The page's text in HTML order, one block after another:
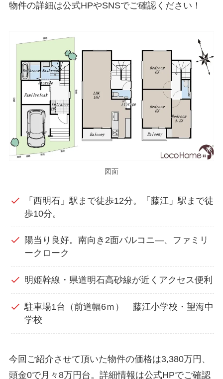
物件の詳細は公式HPやSNSでご確認ください！
図面
「西明石」駅まで徒歩12分。「藤江」駅まで徒
歩10分。
陽当り良好。南向き2面バルコニ―、ファミリ
ークローク
明姫幹線・県道明石高砂線が近くアクセス便利
駐車場1台（前道幅6ｍ） 藤江小学校・望海中
学校
今回ご紹介させて頂いた物件の価格は3,380万円、
頭金0で月々8万円台。詳細情報は公式HPでご確認